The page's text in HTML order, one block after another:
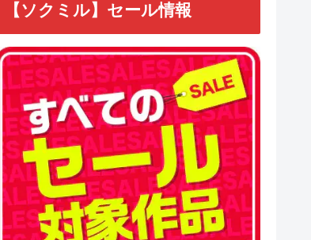
【ソクミル】セール情報